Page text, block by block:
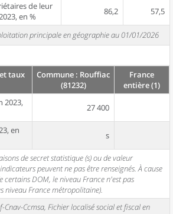
de leur
en %
86,2 57,5
principale en géographie au 01/01/2026
taux
Commune : Rouffiac
(81232)
France
entière (1)
2023,
27 400
en
s
de secret statistique (s) ou de valeur
peuvent ne pas être renseignés. À cause
certains DOM, le niveau France n'est pas
niveau France métropolitaine).
Cnav-Ccmsa, Fichier localisé social et fiscal en